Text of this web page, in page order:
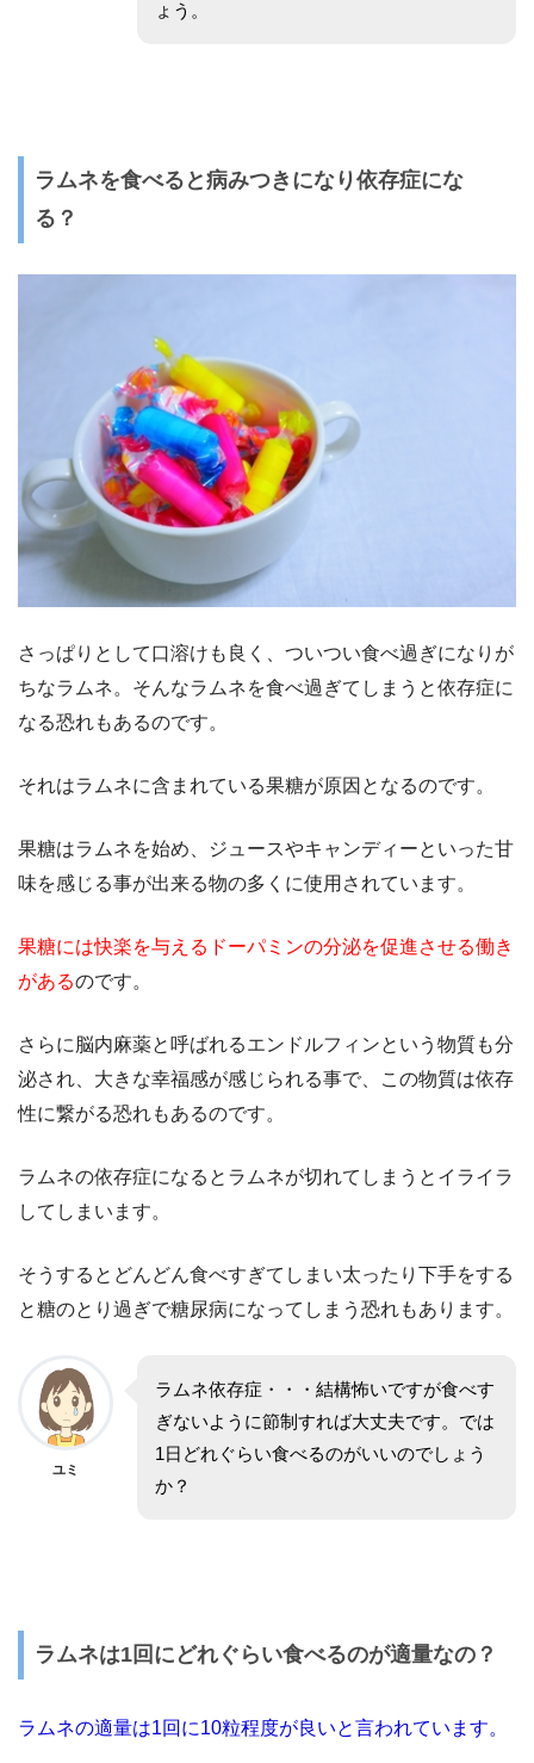
ょう。
ラムネを食べると病みつきになり依存症にな
る？
さっぱりとして口溶けも良く、ついつい食べ過ぎになりが
ちなラムネ。そんなラムネを食べ過ぎてしまうと依存症に
なる恐れもあるのです。
それはラムネに含まれている果糖が原因となるのです。
果糖はラムネを始め、ジュースやキャンディーといった甘
味を感じる事が出来る物の多くに使用されています。
果糖には快楽を与えるドーパミンの分泌を促進させる働き
があるのです。
さらに脳内麻薬と呼ばれるエンドルフィンという物質も分
泌され、大きな幸福感が感じられる事で、この物質は依存
性に繋がる恐れもあるのです。
ラムネの依存症になるとラムネが切れてしまうとイライラ
してしまいます。
そうするとどんどん食べすぎてしまい太ったり下手をする
と糖のとり過ぎで糖尿病になってしまう恐れもあります。
ユミ
ラムネ依存症・・・結構怖いですが食べす
ぎないように節制すれば大丈夫です。では
1日どれぐらい食べるのがいいのでしょう
か？
ラムネは1回にどれぐらい食べるのが適量なの？
ラムネの適量は1回に10粒程度が良いと言われています。